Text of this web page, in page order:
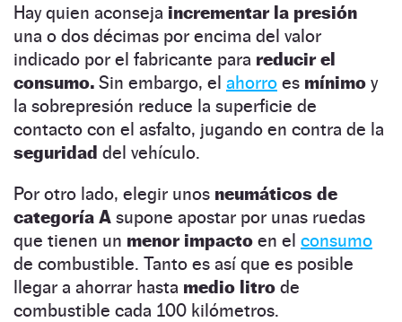
Hay quien aconseja incrementar la presión
una o dos décimas por encima del valor
indicado por el fabricante para reducir el
consumo. Sin embargo, el ahorro es mínimo y
la sobrepresión reduce la superficie de
contacto con el asfalto, jugando en contra de la
seguridad del vehículo.
Por otro lado, elegir unos neumáticos de
categoría A supone apostar por unas ruedas
que tienen un menor impacto en el consumo
de combustible. Tanto es así que es posible
llegar a ahorrar hasta medio litro de
combustible cada 100 kilómetros.